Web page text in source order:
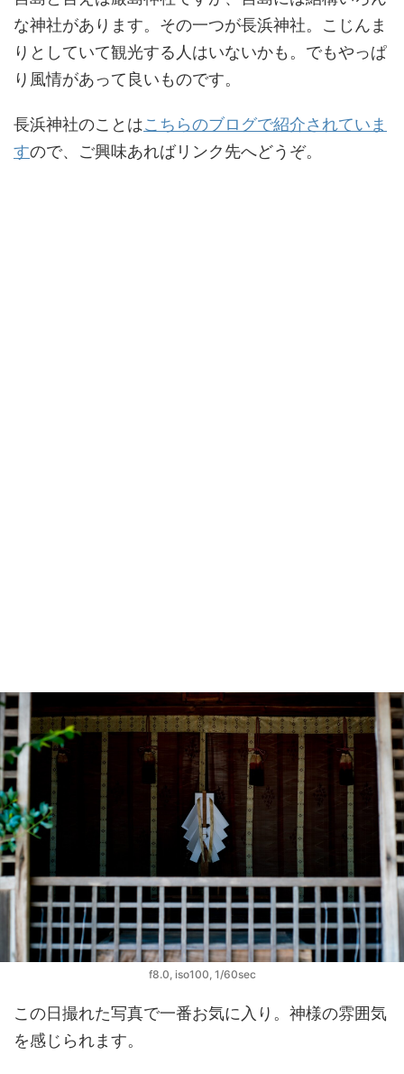
な神社があります。その一つが長浜神社。こじんま
りとしていて観光する人はいないかも。でもやっぱ
り風情があって良いものです。
長浜神社のことはこちらのブログで紹介されていま
すので、ご興味あればリンク先へどうぞ。
f8.0, iso100, 1/60sec
この日撮れた写真で一番お気に入り。神様の雰囲気
を感じられます。